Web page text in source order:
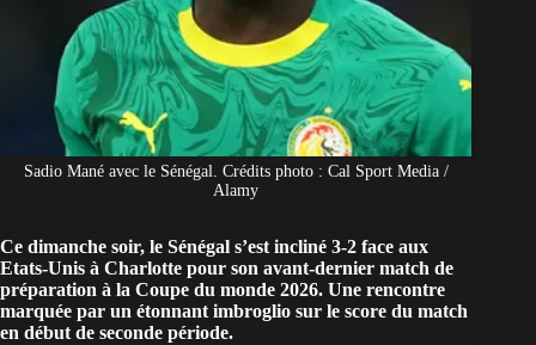
Sadio Mané avec le Sénégal. Crédits photo : Cal Sport Media /
Alamy
Ce dimanche soir, le Sénégal s’est incliné 3-2 face aux
Etats-Unis à Charlotte pour son avant-dernier match de
préparation à la Coupe du monde 2026. Une rencontre
marquée par un étonnant imbroglio sur le score du match
en début de seconde période.